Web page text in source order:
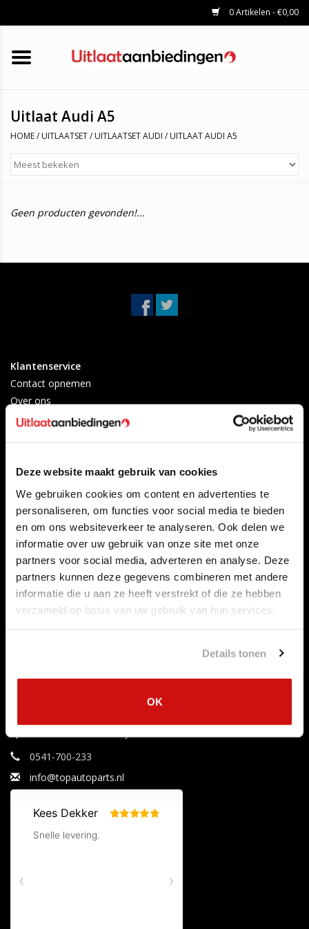
Deze website maakt gebruik van cookies
We gebruiken cookies om content en advertenties te
personaliseren, om functies voor social media te bieden
en om ons websiteverkeer te analyseren. Ook delen we
informatie over uw gebruik van onze site met onze
partners voor social media, adverteren en analyse. Deze
partners kunnen deze gegevens combineren met andere
informatie die u aan ze heeft verstrekt of die ze hebben
verzameld op basis van uw gebruik van hun services.
Details tonen
OK
0 Artikelen - €0,00
HOME
KATALYSATOREN
UNIVERSELE UITLAATDELEN
Uitlaat Audi A5
HOME/ UITLAATSET/ UITLAATSET AUDI / UITLAAT AUDI A5
Geen producten gevonden!...
Klantenservice
Contact opnemen
Over ons
Betaalmethoden
Privacy Policy
Verzenden & retourneren
Afkoelingsperiode
Garantievoorwaarden
Formulier Herroepingsrecht
Producten
Alle producten
Nieuwe producten
Mijn account
Registreren
Mijn bestellingen
Mijn verlanglijst
0541-700-233
info@topautoparts.nl